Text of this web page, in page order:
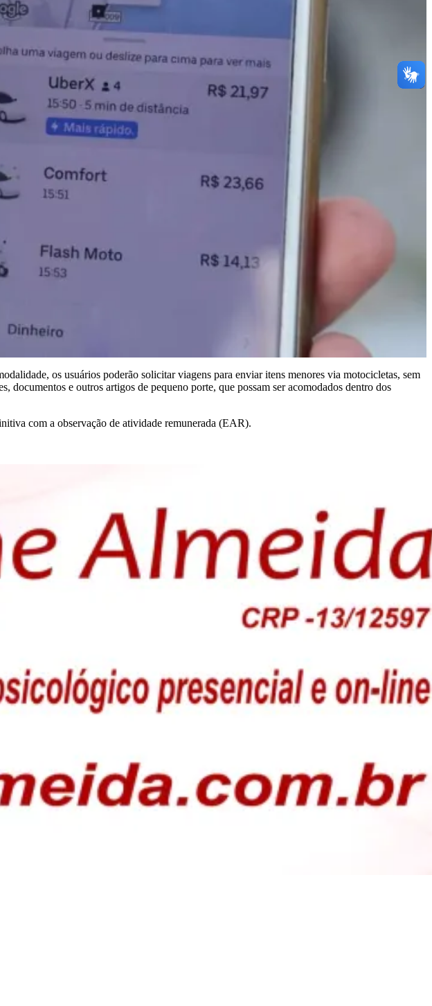
os usuários poderão solicitar viagens para enviar itens menores via motocicletas, sem
documentos e outros artigos de pequeno porte, que possam ser acomodados dentro dos
com a observação de atividade remunerada (EAR).